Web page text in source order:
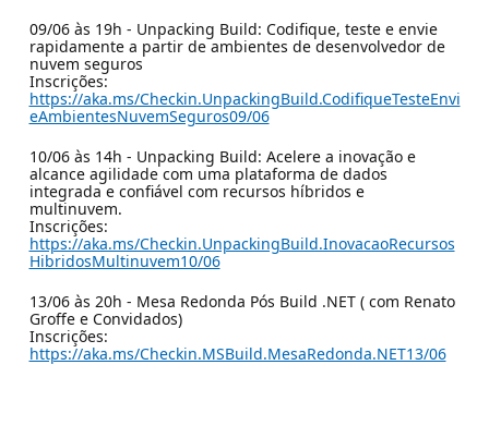
09/06 às 19h - Unpacking Build: Codifique, teste e envie
rapidamente a partir de ambientes de desenvolvedor de
nuvem seguros
Inscrições:
https://aka.ms/Checkin.UnpackingBuild.CodifiqueTesteEnvi
eAmbientesNuvemSeguros09/06
10/06 às 14h - Unpacking Build: Acelere a inovação e
alcance agilidade com uma plataforma de dados
integrada e confiável com recursos híbridos e
multinuvem.
Inscrições:
https://aka.ms/Checkin.UnpackingBuild.InovacaoRecursos
HibridosMultinuvem10/06
13/06 às 20h - Mesa Redonda Pós Build .NET ( com Renato
Groffe e Convidados)
Inscrições:
https://aka.ms/Checkin.MSBuild.MesaRedonda.NET13/06